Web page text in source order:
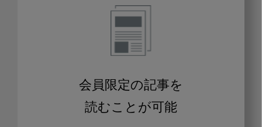
会員限定の記事を
読むことが可能